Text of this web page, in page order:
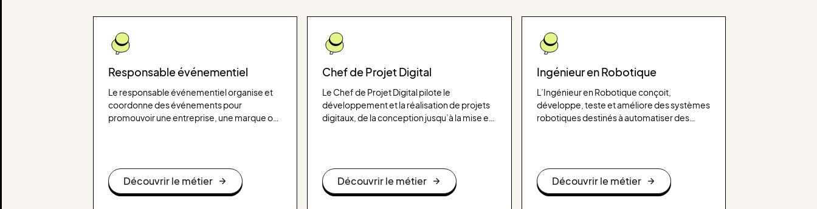
Responsable événementiel
Le responsable événementiel organise et
coordonne des événements pour
promouvoir une entreprise, une marque ou
Découvrir le métier
Chef de Projet Digital
Le Chef de Projet Digital pilote le
développement et la réalisation de projets
digitaux, de la conception jusqu’à la mise en
Découvrir le métier
Ingénieur en Robotique
L’Ingénieur en Robotique conçoit,
développe, teste et améliore des systèmes
robotiques destinés à automatiser des
mécatronique, en intelligence artificielle et
en systèmes embarqués pour créer des
robots capables d’interagir avec leur
Découvrir le métier